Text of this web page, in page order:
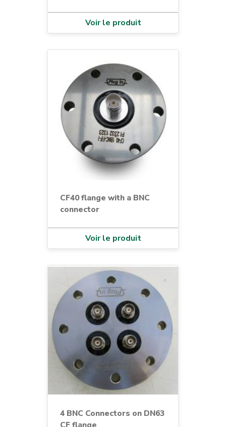
Voir le produit
CF40 flange with a BNC
connector
Voir le produit
4 BNC Connectors on DN63